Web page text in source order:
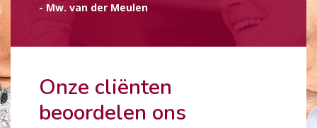
Onze cliënten
beoordelen ons
- Mw. van der Meulen